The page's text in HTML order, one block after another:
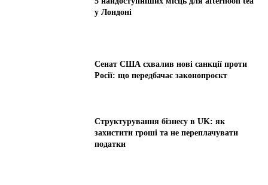
у Лондоні
Сенат США схвалив нові санкції проти
Росії: що передбачає законопроєкт
Структурування бізнесу в UK: як
захистити гроші та не переплачувати
податки